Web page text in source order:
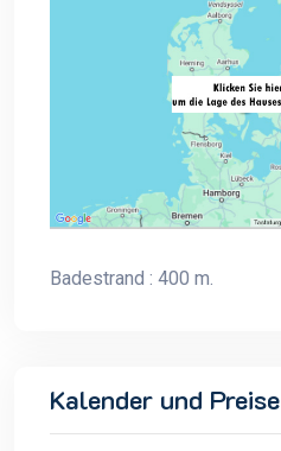
Badestrand : 400 m.
Kalender und Preise